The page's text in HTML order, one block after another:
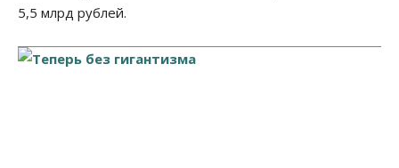
5,5 млрд рублей.